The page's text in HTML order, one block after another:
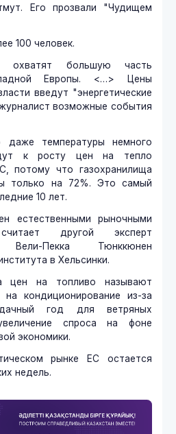
Его прозвали "Чудищем
100 человек.
охватят большую часть
Европы. <…> Цены
введут "энергетические
возможные события
даже температуры немного
к росту цен на тепло
потому что газохранилища
только на 72%. Это самый
10 лет.
естественными рыночными
другой эксперт
Пекка Тюнккюнен
в Хельсинки.
цен на топливо называют
кондиционирование из-за
год для ветряных
спроса на фоне
экономики.
рынке ЕС остается
недель.